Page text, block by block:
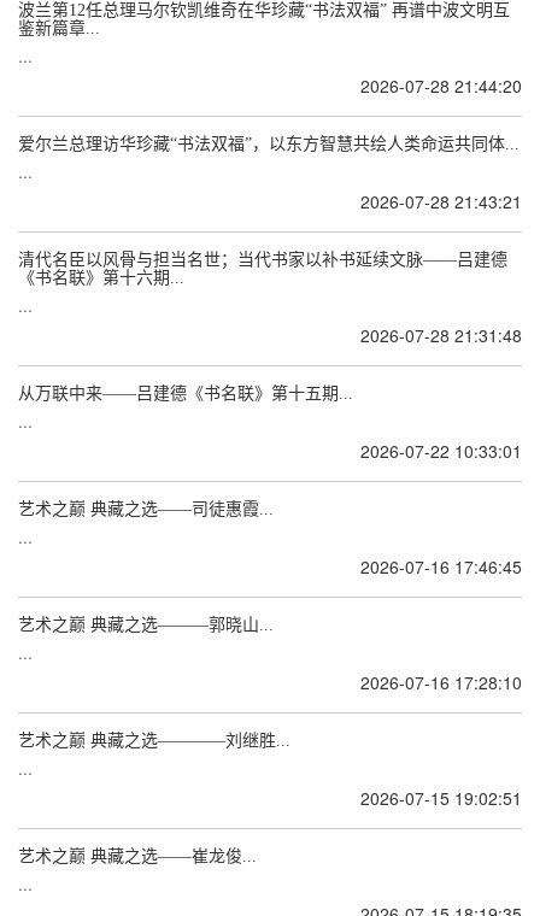
波兰第12任总理马尔钦凯维奇在华珍藏“书法双福” 再谱中波文明互
鉴新篇章...
...
2026-07-28 21:44:20
爱尔兰总理访华珍藏“书法双福”，以东方智慧共绘人类命运共同体...
...
2026-07-28 21:43:21
清代名臣以风骨与担当名世；当代书家以补书延续文脉——吕建德
《书名联》第十六期...
...
2026-07-28 21:31:48
从万联中来——吕建德《书名联》第十五期...
...
2026-07-22 10:33:01
艺术之巅 典藏之选——司徒惠霞...
...
2026-07-16 17:46:45
艺术之巅 典藏之选———郭晓山...
...
2026-07-16 17:28:10
艺术之巅 典藏之选————刘继胜...
...
2026-07-15 19:02:51
艺术之巅 典藏之选——崔龙俊...
...